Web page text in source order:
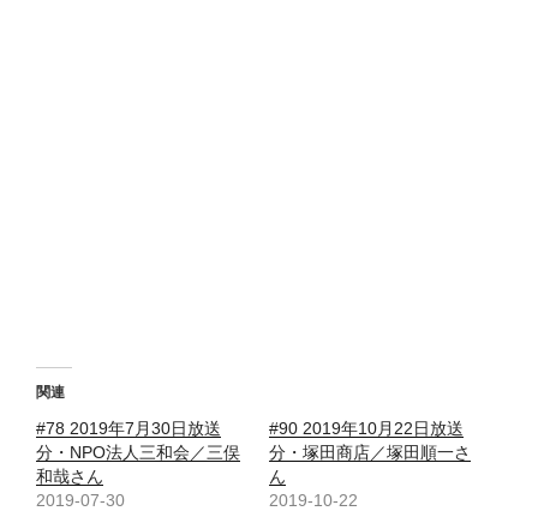
関連
#78 2019年7月30日放送
分・NPO法人三和会／三俣
和哉さん
2019-07-30
#90 2019年10月22日放送
分・塚田商店／塚田順一さ
ん
2019-10-22